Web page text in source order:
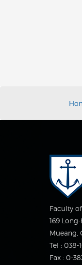
Faculty
169
Mueang,
Tel : 038-
Fax : 0-